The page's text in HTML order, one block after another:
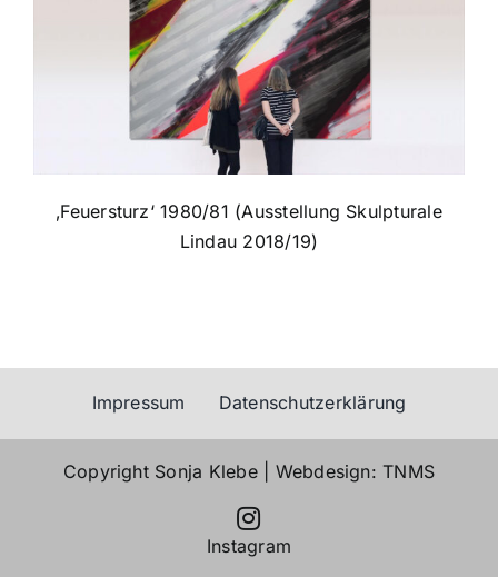
‚Feuersturz‘ 1980/81 (Ausstellung Skulpturale
Lindau 2018/19)
Impressum Datenschutzerklärung
Copyright Sonja Klebe| Webdesign:TNMS
Instagram